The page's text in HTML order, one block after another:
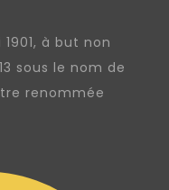
à but non
sous le nom de
renommée